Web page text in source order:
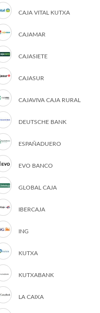
CAJA VITAL KUTXA
CAJAMAR
CAJASIETE
CAJASUR
CAJAVIVA CAJA RURAL
DEUTSCHE BANK
ESPAÑADUERO
EVO BANCO
GLOBAL CAJA
IBERCAJA
ING
KUTXA
KUTXABANK
LA CAIXA